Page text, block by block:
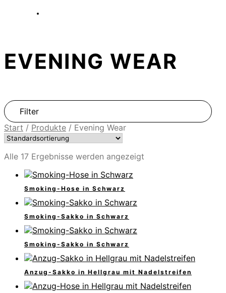
EVENING WEAR
Filter
Start / Produkte / Evening Wear
Alle 17 Ergebnisse werden angezeigt
Smoking-Hose in Schwarz
Smoking-Sakko in Schwarz
Smoking-Sakko in Schwarz
Anzug-Sakko in Hellgrau mit Nadelstreifen